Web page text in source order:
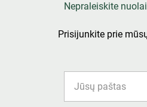
Nepraleiskite
Prisijunkite prie